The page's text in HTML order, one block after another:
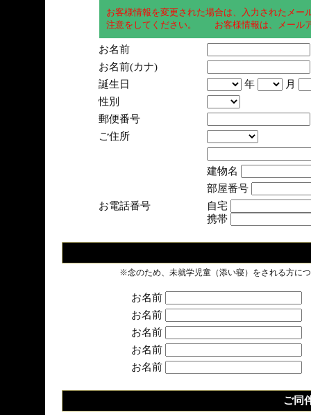
お客様情報を変更された場合は、入力されたメ
注意をしてください。 お客様情報は、メール
お名前
お名前(カナ)
誕生日
年
月
性別
郵便番号
ご住所
建物名
部屋番号
お電話番号
自宅
携帯
※念のため、未就学児童（添い寝）をされる方に
お名前
お名前
お名前
お名前
お名前
ご同